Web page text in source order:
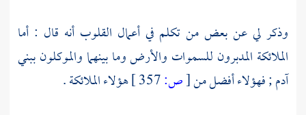
وذكر لي عن بعض من تكلم في أعمال القلوب أنه قال : أما
الملائكة المدبرون للسموات والأرض وما بينهما والموكلون ببني
آدم ; فهؤلاء أفضل من[ص:
هؤلاء الملائكة .